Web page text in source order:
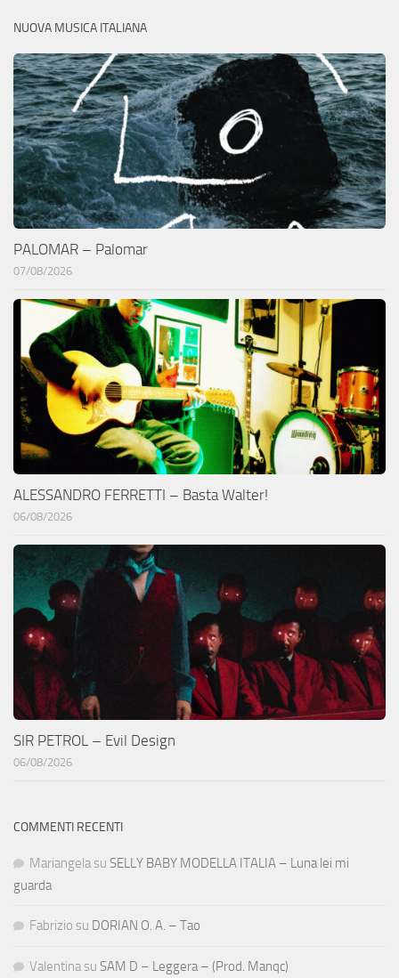
NUOVA MUSICA ITALIANA
PALOMAR – Palomar
07/08/2026
ALESSANDRO FERRETTI – Basta Walter!
06/08/2026
SIR PETROL – Evil Design
06/08/2026
COMMENTI RECENTI
Mariangela su SELLY BABY MODELLA ITALIA – Luna lei mi
guarda
Fabrizio su DORIAN O. A. – Tao
Valentina su SAM D – Leggera – (Prod. Manqc)